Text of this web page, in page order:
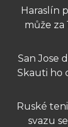
Haraslín
může za
San Jose
Skauti ho
Ruské
svazu